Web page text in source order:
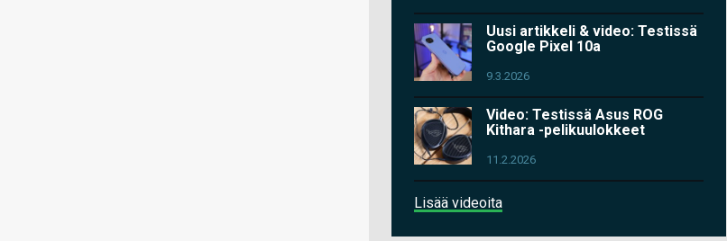
Uusi artikkeli & video: Testissä
Google Pixel 10a
9.3.2026
Video: Testissä Asus ROG
Kithara -pelikuulokkeet
11.2.2026
Lisää videoita